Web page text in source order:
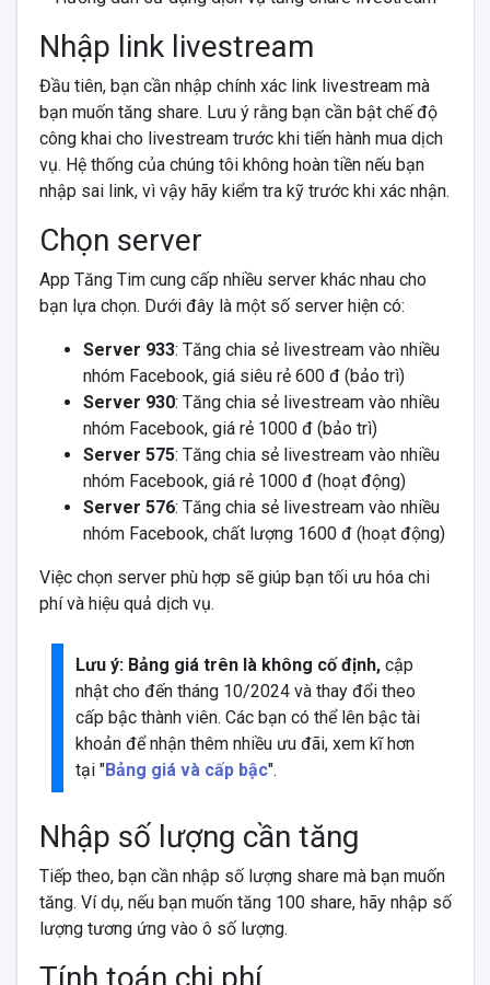
Nhập link livestream
Đầu tiên, bạn cần nhập chính xác link livestream mà
bạn muốn tăng share. Lưu ý rằng bạn cần bật chế độ
công khai cho livestream trước khi tiến hành mua dịch
vụ. Hệ thống của chúng tôi không hoàn tiền nếu bạn
nhập sai link, vì vậy hãy kiểm tra kỹ trước khi xác nhận.
Chọn server
App Tăng Tim cung cấp nhiều server khác nhau cho
bạn lựa chọn. Dưới đây là một số server hiện có:
Server 933: Tăng chia sẻ livestream vào nhiều
nhóm Facebook, giá siêu rẻ 600 đ (bảo trì)
Server 930: Tăng chia sẻ livestream vào nhiều
nhóm Facebook, giá rẻ 1000 đ (bảo trì)
Server 575: Tăng chia sẻ livestream vào nhiều
nhóm Facebook, giá rẻ 1000 đ (hoạt động)
Server 576: Tăng chia sẻ livestream vào nhiều
nhóm Facebook, chất lượng 1600 đ (hoạt động)
Việc chọn server phù hợp sẽ giúp bạn tối ưu hóa chi
phí và hiệu quả dịch vụ.
Lưu ý: Bảng giá trên là không cố định, cập
nhật cho đến tháng 10/2024 và thay đổi theo
cấp bậc thành viên. Các bạn có thể lên bậc tài
khoản để nhận thêm nhiều ưu đãi, xem kĩ hơn
tại "Bảng giá và cấp bậc".
Nhập số lượng cần tăng
Tiếp theo, bạn cần nhập số lượng share mà bạn muốn
tăng. Ví dụ, nếu bạn muốn tăng 100 share, hãy nhập số
lượng tương ứng vào ô số lượng.